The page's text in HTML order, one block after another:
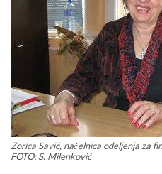
Zorica Savić, načelnica odeljenja za
FOTO: S. Milenković